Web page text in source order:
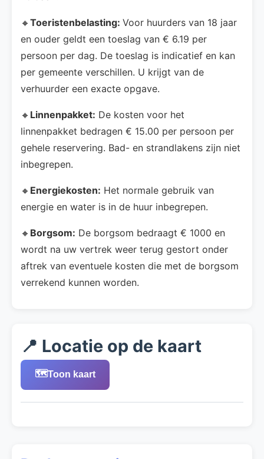
🔸 Toeristenbelasting: Voor huurders van 18 jaar
en ouder geldt een toeslag van € 6.19 per
persoon per dag. De toeslag is indicatief en kan
per gemeente verschillen. U krijgt van de
verhuurder een exacte opgave.
🔸 Linnenpakket: De kosten voor het
linnenpakket bedragen € 15.00 per persoon per
gehele reservering. Bad- en strandlakens zijn niet
inbegrepen.
🔸 Energiekosten: Het normale gebruik van
energie en water is in de huur inbegrepen.
🔸 Borgsom: De borgsom bedraagt € 1000 en
wordt na uw vertrek weer terug gestort onder
aftrek van eventuele kosten die met de borgsom
verrekend kunnen worden.
📍 Locatie op de kaart
🗺️Toon kaart